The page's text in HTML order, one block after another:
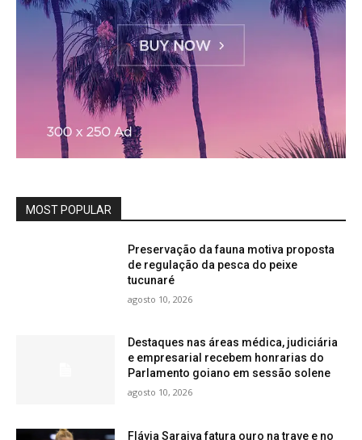
MOST POPULAR
Preservação da fauna motiva proposta
de regulação da pesca do peixe
tucunaré
agosto 10, 2026
Destaques nas áreas médica, judiciária
e empresarial recebem honrarias do
Parlamento goiano em sessão solene
agosto 10, 2026
Flávia Saraiva fatura ouro na trave e no